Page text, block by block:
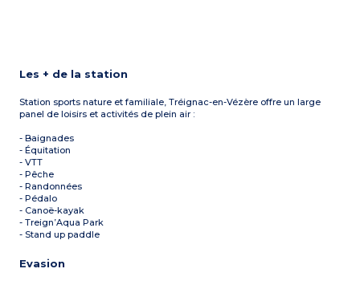
Les + de la station
Station sports nature et familiale, Tréignac-en-Vézère offre un large
panel de loisirs et activités de plein air :
- Baignades
- Équitation
- VTT
- Pêche
- Randonnées
- Pédalo
- Canoë-kayak
- Treign’Aqua Park
- Stand up paddle
Evasion